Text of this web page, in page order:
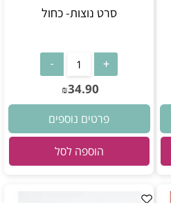
סרט נוצות- כחול
₪34.90
פרטים נוספים
הוספה לסל